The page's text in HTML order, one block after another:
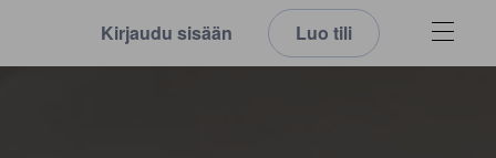
Kirjaudu sisään Luo tili